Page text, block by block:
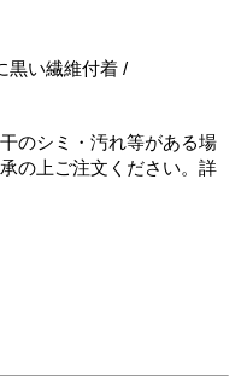
黒い繊維付着 /
のシミ・汚れ等がある場
の上ご注文ください。詳